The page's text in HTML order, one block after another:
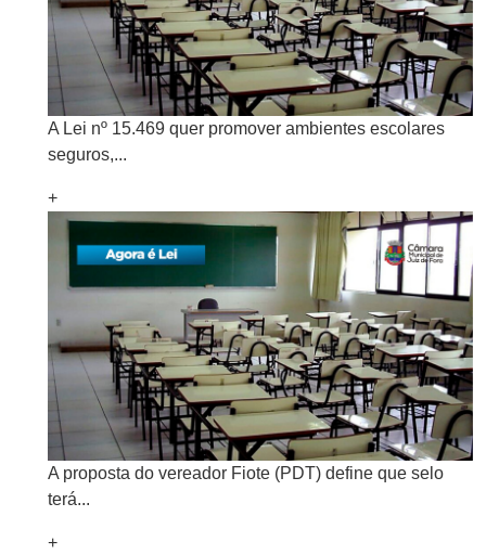
A Lei nº 15.469 quer promover ambientes escolares
seguros,...
+
A proposta do vereador Fiote (PDT) define que selo
terá...
+